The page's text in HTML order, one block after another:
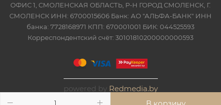
ОФИС 1, СМОЛЕНСКАЯ ОБЛАСТЬ, Р-Н ГОРОД СМОЛЕНСК, Г.
СМОЛЕНСК ИНН: 6700015606 Банк: АО "АЛЬФА-БАНК" ИНН
банка: 7728168971 КПП: 670001001 БИК: 044525593
Корреспондентский счёт: 30101810200000000593
powered by Redmedia.by